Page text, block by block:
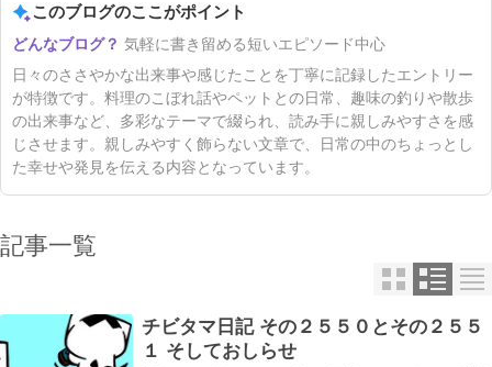
このブログのここがポイント
気軽に書き留める短いエピソード中心
日々のささやかな出来事や感じたことを丁寧に記録したエントリー
が特徴です。料理のこぼれ話やペットとの日常、趣味の釣りや散歩
の出来事など、多彩なテーマで綴られ、読み手に親しみやすさを感
じさせます。親しみやすく飾らない文章で、日常の中のちょっとし
た幸せや発見を伝える内容となっています。
記事一覧
チビタマ日記 その２５５０とその２５５
１ そしておしらせ